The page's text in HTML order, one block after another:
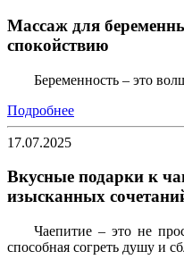
Массаж для
спокойствию
Беременность – это
Подробнее
17.07.2025
Вкусные подарки к
изысканных
Чаепитие – это не
способная согреть душу и